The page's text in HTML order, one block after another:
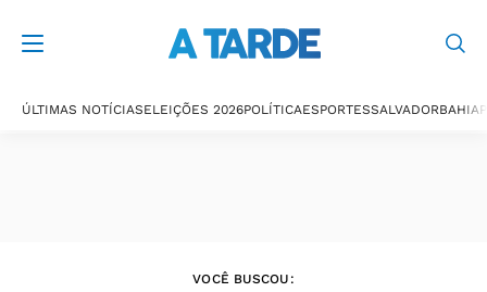
ÚLTIMAS NOTÍCIASELEIÇÕES 2026POLÍTICAESPORTESSALVADORBAHIA
VOCÊ BUSCOU: